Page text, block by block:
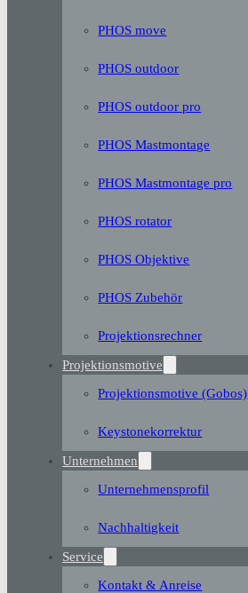
PHOS move
PHOS outdoor
PHOS outdoor pro
PHOS Mastmontage
PHOS Mastmontage pro
PHOS rotator
PHOS Objektive
PHOS Zubehör
Projektionsrechner
Projektionsmotive
Projektionsmotive (Gobos)
Keystonekorrektur
Unternehmen
Unternehmensprofil
Nachhaltigkeit
Service
Kontakt & Anreise